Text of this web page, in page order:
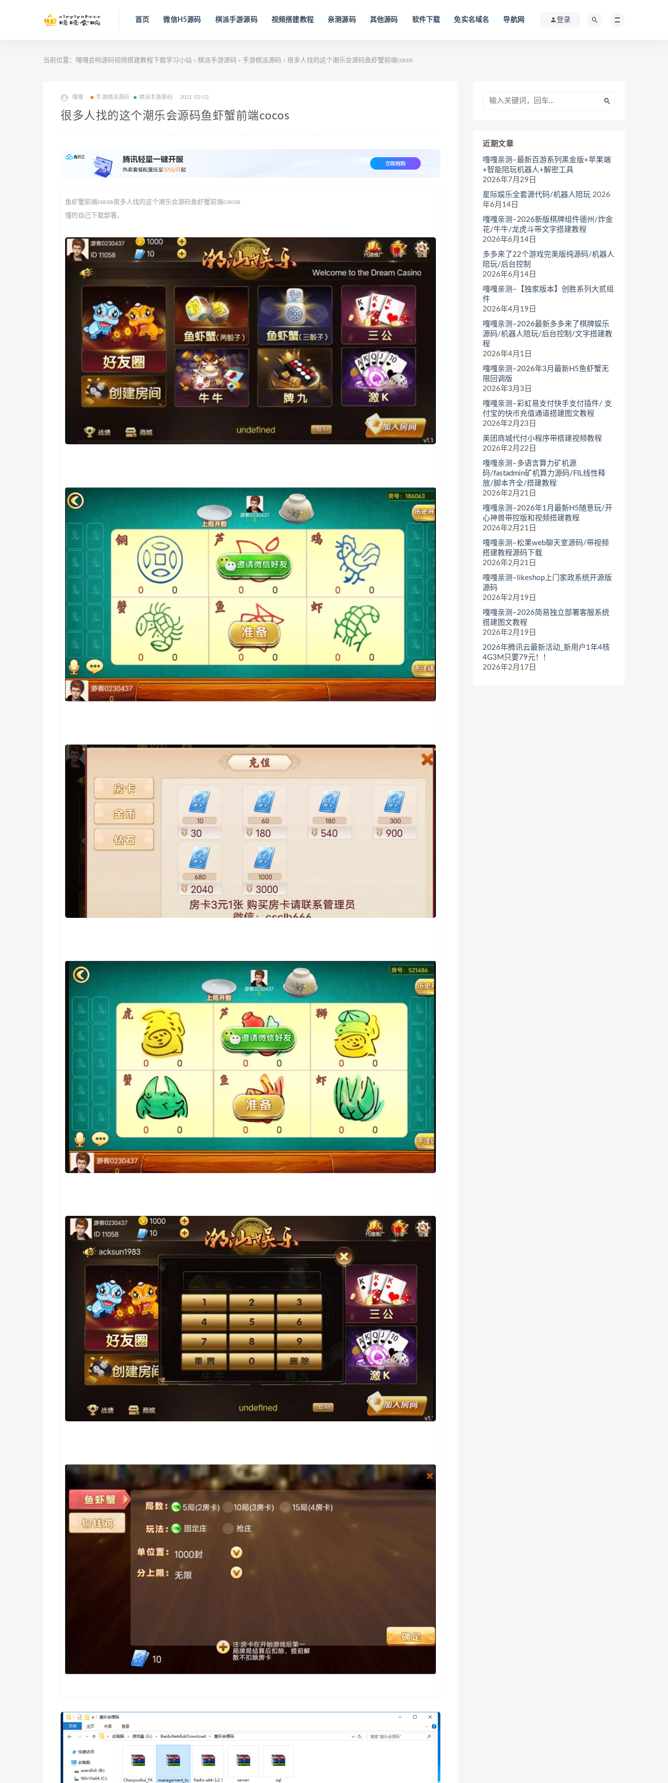
首页 微信H5源码 棋派手游源码 视频搭建教程 亲测源码 其他源码 软件下载 免实名域名 导航网 登录
当前位置： 嘎嘎会响源码视频搭建教程下载学习小站 > 棋派手游源码 > 手游棋派源码 > 很多人找的这个潮乐会源码鱼虾蟹前端cocos
嘎嘎 手游棋派源码 棋派手游源码 2021-03-02
很多人找的这个潮乐会源码鱼虾蟹前端cocos
鱼虾蟹前端cocos很多人找的这个潮乐会源码鱼虾蟹前端cocos
懂的自己下载部署。
近期文章
嘎嘎亲测–最新百游系列黑金版+苹果端
+智能陪玩机器人+解密工具
2026年7月29日
星际娱乐全套源代码/机器人陪玩 2026
年6月14日
嘎嘎亲测–2026新版棋牌组件德州/炸金
花/牛牛/龙虎斗带文字搭建教程
2026年6月14日
多多来了22个游戏完美版纯源码/机器人
陪玩/后台控制
2026年6月14日
嘎嘎亲测–【独家版本】创胜系列大贰组
件
2026年4月19日
嘎嘎亲测–2026最新多多来了棋牌娱乐
源码/机器人陪玩/后台控制/文字搭建教
程
2026年4月1日
嘎嘎亲测–2026年3月最新H5鱼虾蟹无
限回调版
2026年3月3日
嘎嘎亲测–彩虹易支付快手支付插件/ 支
付宝的快币充值通道搭建图文教程
2026年2月23日
美团商城代付小程序带搭建视频教程
2026年2月22日
嘎嘎亲测–多语言算力矿机源
码/fastadmin矿机算力源码/FIL线性释
放/脚本齐全/搭建教程
2026年2月21日
嘎嘎亲测–2026年1月最新H5随意玩/开
心神兽带控版和视频搭建教程
2026年2月21日
嘎嘎亲测–松果web聊天室源码/带视频
搭建教程源码下载
2026年2月21日
嘎嘎亲测–likeshop上门家政系统开源版
源码
2026年2月19日
嘎嘎亲测–2026简易独立部署客服系统
搭建图文教程
2026年2月19日
2026年腾讯云最新活动_新用户1年4核
4G3M只要79元！！
2026年2月17日